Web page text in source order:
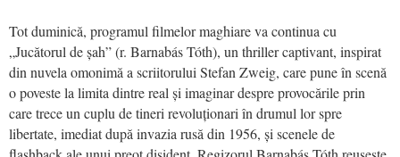
Tot duminică, programul filmelor maghiare va continua cu
„Jucătorul de șah” (r. Barnabás Tóth), un thriller captivant, inspirat
din nuvela omonimă a scriitorului Stefan Zweig, care pune în scenă
o poveste la limita dintre real și imaginar despre provocările prin
care trece un cuplu de tineri revoluționari în drumul lor spre
libertate, imediat după invazia rusă din 1956, și scenele de